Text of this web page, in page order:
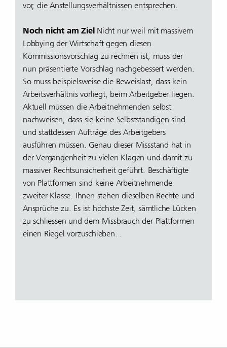
vor, die Anstellungsverhältnissen entsprechen.
Noch nicht am ZielNicht nur weil mit massivem
Lobbying der Wirtschaft gegen diesen
Kommissionsvorschlag zu rechnen ist, muss der
nun präsentierte Vorschlag nachgebessert werden.
So muss beispielsweise die Beweislast, dass kein
Arbeitsverhältnis vorliegt, beim Arbeitgeber liegen.
Aktuell müssen die Arbeitnehmenden selbst
nachweisen, dass sie keine Selbstständigen sind
und stattdessen Aufträge des Arbeitgebers
ausführen müssen. Genau dieser Missstand hat in
der Vergangenheit zu vielen Klagen und damit zu
massiver Rechtsunsicherheit geführt. Beschäftigte
von Plattformen sind keine Arbeitnehmende
zweiter Klasse. Ihnen stehen dieselben Rechte und
Ansprüche zu. Es ist höchste Zeit, sämtliche Lücken
zu schliessen und dem Missbrauch der Plattformen
einen Riegel vorzuschieben. .